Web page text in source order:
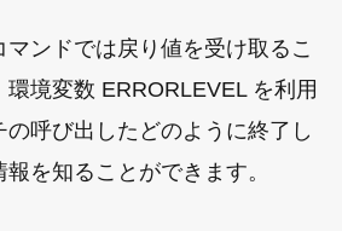
マンドでは戻り値を受け取るこ
環境変数 ERRORLEVEL を利用
呼び出したどのように終了し
を知ることができます。